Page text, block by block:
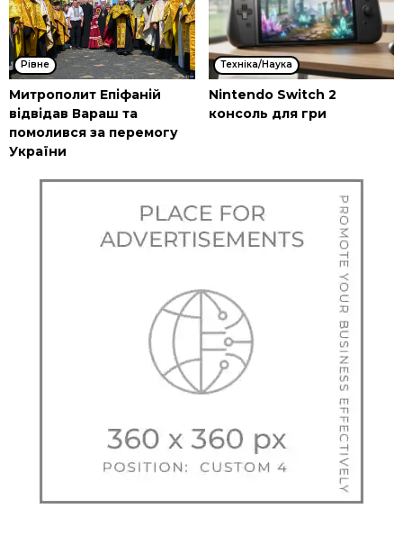
Рівне
Митрополит Епіфаній
відвідав Вараш та
помолився за перемогу
України
Техніка/Наука
Nintendo Switch 2
консоль для гри